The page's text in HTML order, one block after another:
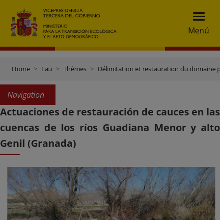
Menú
Home Eau Thèmes Délimitation et restauration du domaine
Navigation
Actuaciones de restauración de cauces en las
cuencas de los ríos Guadiana Menor y alto
Genil (Granada)